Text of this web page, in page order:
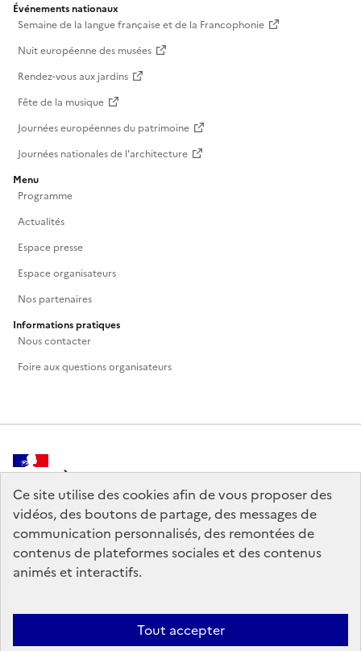
Ce site utilise des cookies afin de vous proposer des
vidéos, des boutons de partage, des messages de
communication personnalisés, des remontées de
contenus de plateformes sociales et des contenus
animés et interactifs.
Tout accepter
Événements nationaux
Semaine de la langue française et de la Francophonie
Nuit européenne des musées
Rendez-vous aux jardins
Fête de la musique
Journées européennes du patrimoine
Journées nationales de l'architecture
Menu
Programme
Actualités
Espace presse
Espace organisateurs
Nos partenaires
Informations pratiques
Nous contacter
Foire aux questions organisateurs
MINISTÈRE
DE LA CULTURE
legifrance.gouv.fr
service-public.gouv.fr
data.gouv.fr